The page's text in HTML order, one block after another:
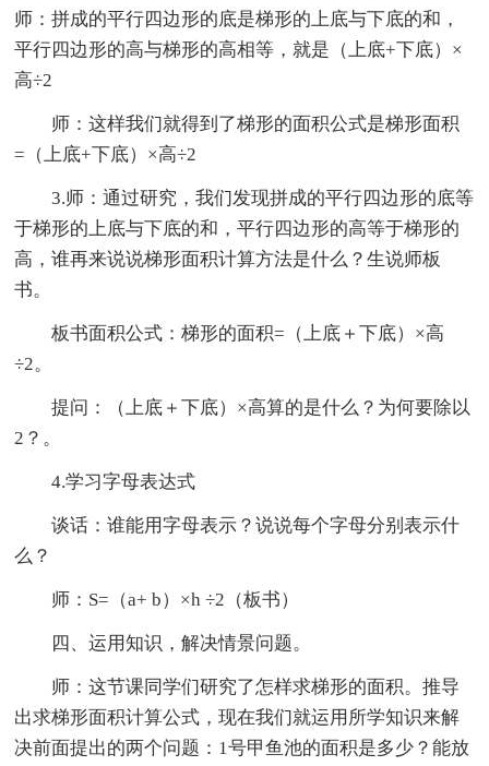
师：拼成的平行四边形的底是梯形的上底与下底的和，
平行四边形的高与梯形的高相等，就是（上底+下底）×
高÷2
师：这样我们就得到了梯形的面积公式是梯形面积
=（上底+下底）×高÷2
3.师：通过研究，我们发现拼成的平行四边形的底等
于梯形的上底与下底的和，平行四边形的高等于梯形的
高，谁再来说说梯形面积计算方法是什么？生说师板
书。
板书面积公式：梯形的面积=（上底＋下底）×高
÷2。
提问：（上底＋下底）×高算的是什么？为何要除以
2？。
4.学习字母表达式
谈话：谁能用字母表示？说说每个字母分别表示什
么？
师：S=（a+ b）×h ÷2（板书）
四、运用知识，解决情景问题。
师：这节课同学们研究了怎样求梯形的面积。推导
出求梯形面积计算公式，现在我们就运用所学知识来解
决前面提出的两个问题：1号甲鱼池的面积是多少？能放